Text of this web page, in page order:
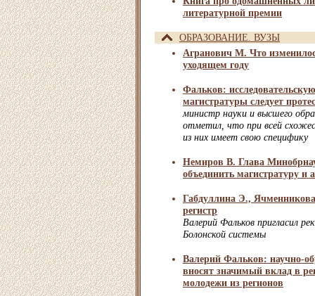
литературной премии
ОБРАЗОВАНИЕ. ВУЗЫ
Агранович М. Что
уходящем году
Фальков:
магистратуры следует
министр науки и высшего
отметил, что при всей
из них имеет свою специфику
Немиров В. Глава
объединить магистратуру и
Габдуллина Э.,
регистр
Валерий Фальков пригласил
Болонской системы
Валерий Фальков: научно-
вносят значимый вклад в
молодежи из регионов